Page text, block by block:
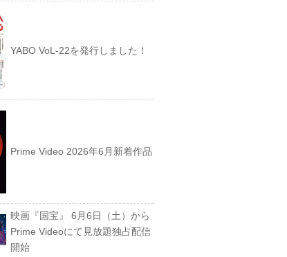
YABO VoL‐22を発行しました！
Prime Video 2026年6月新着作品
映画『国宝』 6月6日（土）から
Prime Videoにて見放題独占配信
開始